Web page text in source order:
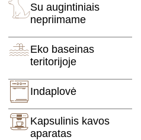
Su augintiniais
nepriimame
Eko baseinas
teritorijoje
Indaplovė
Kapsulinis kavos
aparatas